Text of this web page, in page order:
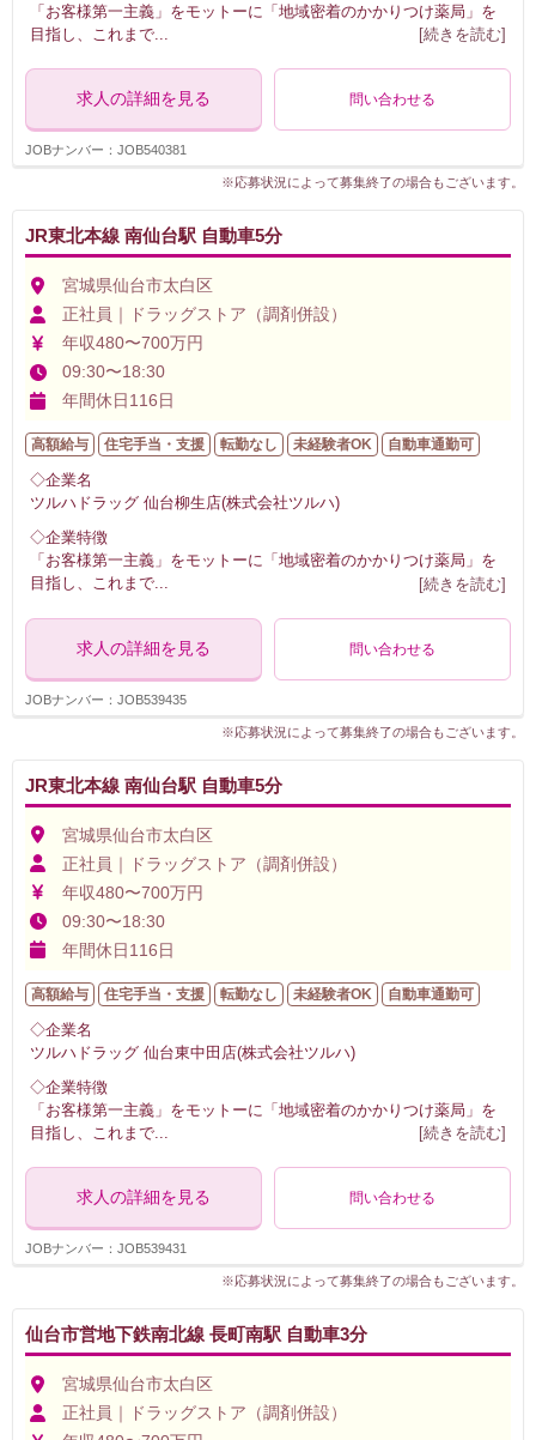
「お客様第一主義」をモットーに「地域密着のかかりつけ薬局」を
目指し、これまで
[続きを読む]
求人の詳細を見る 問い合わせる
JOBナンバー：JOB540381
※応募状況によって募集終了の場合もございます。
JR東北本線 南仙台駅 自動車5分
宮城県仙台市太白区
正社員｜ドラッグストア（調剤併設）
年収480〜700万円
09:30〜18:30
年間休日116日
高額給与 住宅手当・支援 転勤なし 未経験者OK 自動車通勤可
◇企業名
ツルハドラッグ 仙台柳生店(株式会社ツルハ)
◇企業特徴
「お客様第一主義」をモットーに「地域密着のかかりつけ薬局」を
目指し、これまで... [続きを読む]
求人の詳細を見る 問い合わせる
JOBナンバー：JOB539435
※応募状況によって募集終了の場合もございます。
JR東北本線 南仙台駅 自動車5分
宮城県仙台市太白区
正社員｜ドラッグストア（調剤併設）
年収480〜700万円
09:30〜18:30
年間休日116日
高額給与 住宅手当・支援 転勤なし 未経験者OK 自動車通勤可
◇企業名
ツルハドラッグ 仙台東中田店(株式会社ツルハ)
◇企業特徴
「お客様第一主義」をモットーに「地域密着のかかりつけ薬局」を
目指し、これまで
[続きを読む]
求人の詳細を見る 問い合わせる
JOBナンバー：JOB539431
※応募状況によって募集終了の場合もございます。
仙台市営地下鉄南北線 長町南駅 自動車3分
宮城県仙台市太白区
正社員｜ドラッグストア（調剤併設）